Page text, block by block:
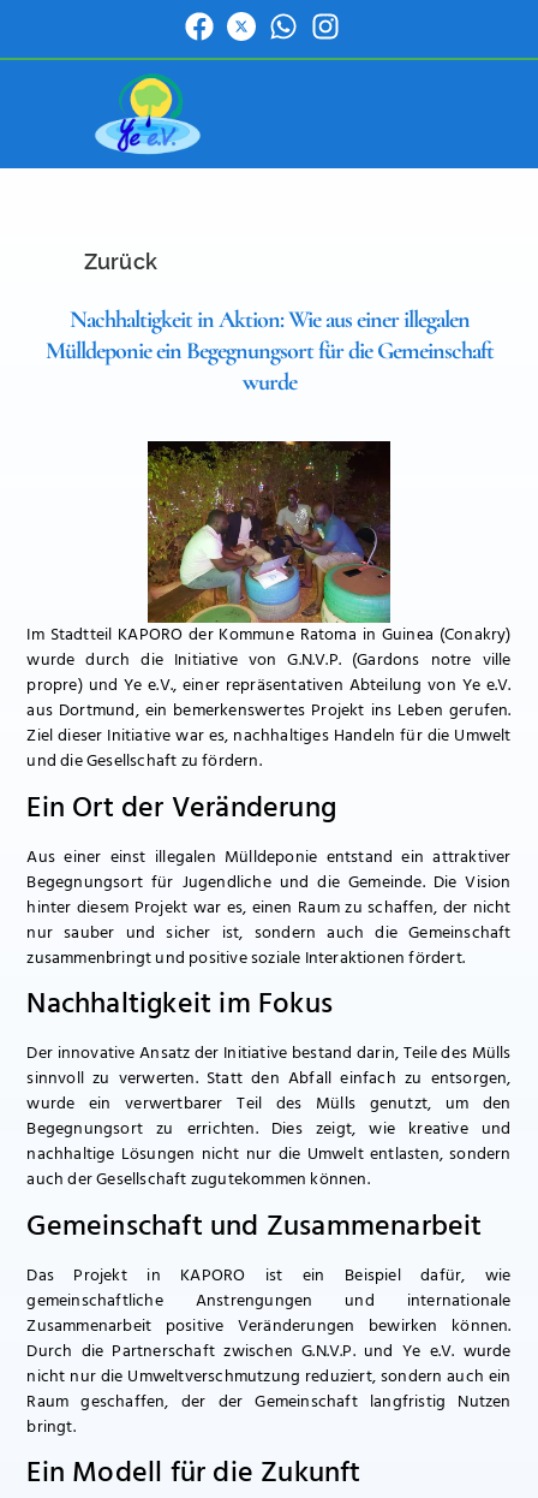
Zurück
Nachhaltigkeit in Aktion: Wie aus einer illegalen
Mülldeponie ein Begegnungsort für die Gemeinschaft
wurde
Im Stadtteil KAPORO der Kommune Ratoma in Guinea (Conakry)
wurde durch die Initiative von G.N.V.P. (Gardons notre ville
propre) und Ye e.V., einer repräsentativen Abteilung von Ye e.V.
aus Dortmund, ein bemerkenswertes Projekt ins Leben gerufen.
Ziel dieser Initiative war es, nachhaltiges Handeln für die Umwelt
und die Gesellschaft zu fördern.
Ein Ort der Veränderung
Aus einer einst illegalen Mülldeponie entstand ein attraktiver
Begegnungsort für Jugendliche und die Gemeinde. Die Vision
hinter diesem Projekt war es, einen Raum zu schaffen, der nicht
nur sauber und sicher ist, sondern auch die Gemeinschaft
zusammenbringt und positive soziale Interaktionen fördert.
Nachhaltigkeit im Fokus
Der innovative Ansatz der Initiative bestand darin, Teile des Mülls
sinnvoll zu verwerten. Statt den Abfall einfach zu entsorgen,
wurde ein verwertbarer Teil des Mülls genutzt, um den
Begegnungsort zu errichten. Dies zeigt, wie kreative und
nachhaltige Lösungen nicht nur die Umwelt entlasten, sondern
auch der Gesellschaft zugutekommen können.
Gemeinschaft und Zusammenarbeit
Das Projekt in KAPORO ist ein Beispiel dafür, wie
gemeinschaftliche Anstrengungen und internationale
Zusammenarbeit positive Veränderungen bewirken können.
Durch die Partnerschaft zwischen G.N.V.P. und Ye e.V. wurde
nicht nur die Umweltverschmutzung reduziert, sondern auch ein
Raum geschaffen, der der Gemeinschaft langfristig Nutzen
bringt.
Ein Modell für die Zukunft